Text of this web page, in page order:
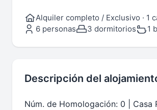
Alquiler completo / Exclusivo · 1
6 personas
3 dormitorios 1
Descripción del
Núm. de Homologación: 0 | Casa